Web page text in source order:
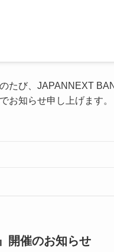
び、JAPANNEXT
お知らせ申し上げます
開催のお知らせ